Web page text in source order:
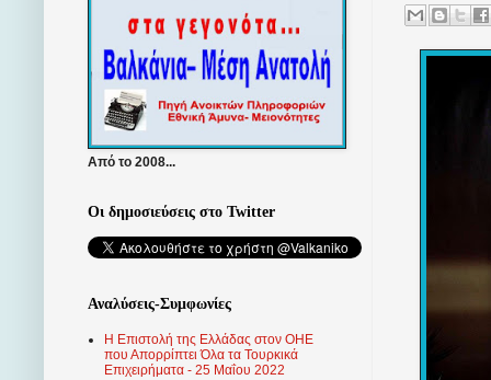
Από το 2008...
Οι δημοσιεύσεις στο Twitter
Αναλύσεις-Συμφωνίες
Η Επιστολή της Ελλάδας στον ΟΗΕ
που Απορρίπτει Όλα τα Τουρκικά
Επιχειρήματα - 25 Μαΐου 2022